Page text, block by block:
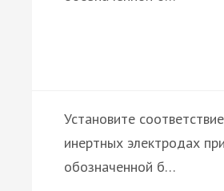
Установите
инертных электродах
обозначенной б…